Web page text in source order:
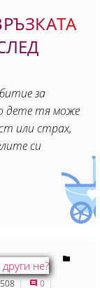
за
дете тя може
или страх,
си
0